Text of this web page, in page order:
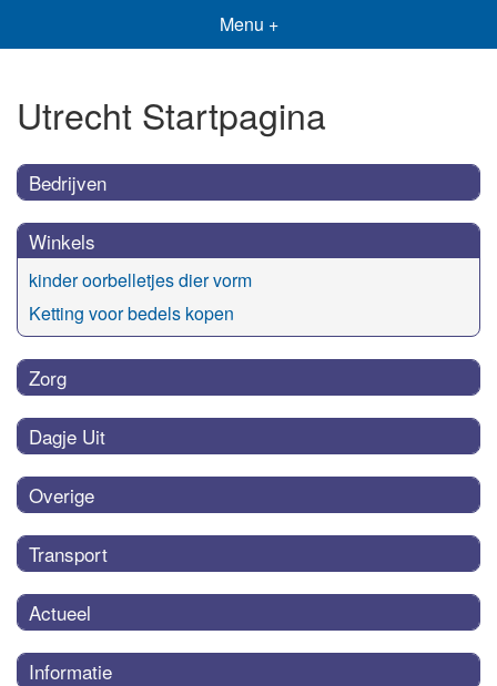
Menu +
Utrecht Startpagina
Bedrijven
Winkels
kinder oorbelletjes dier vorm
Ketting voor bedels kopen
Zorg
Dagje Uit
Overige
Transport
Actueel
Informatie